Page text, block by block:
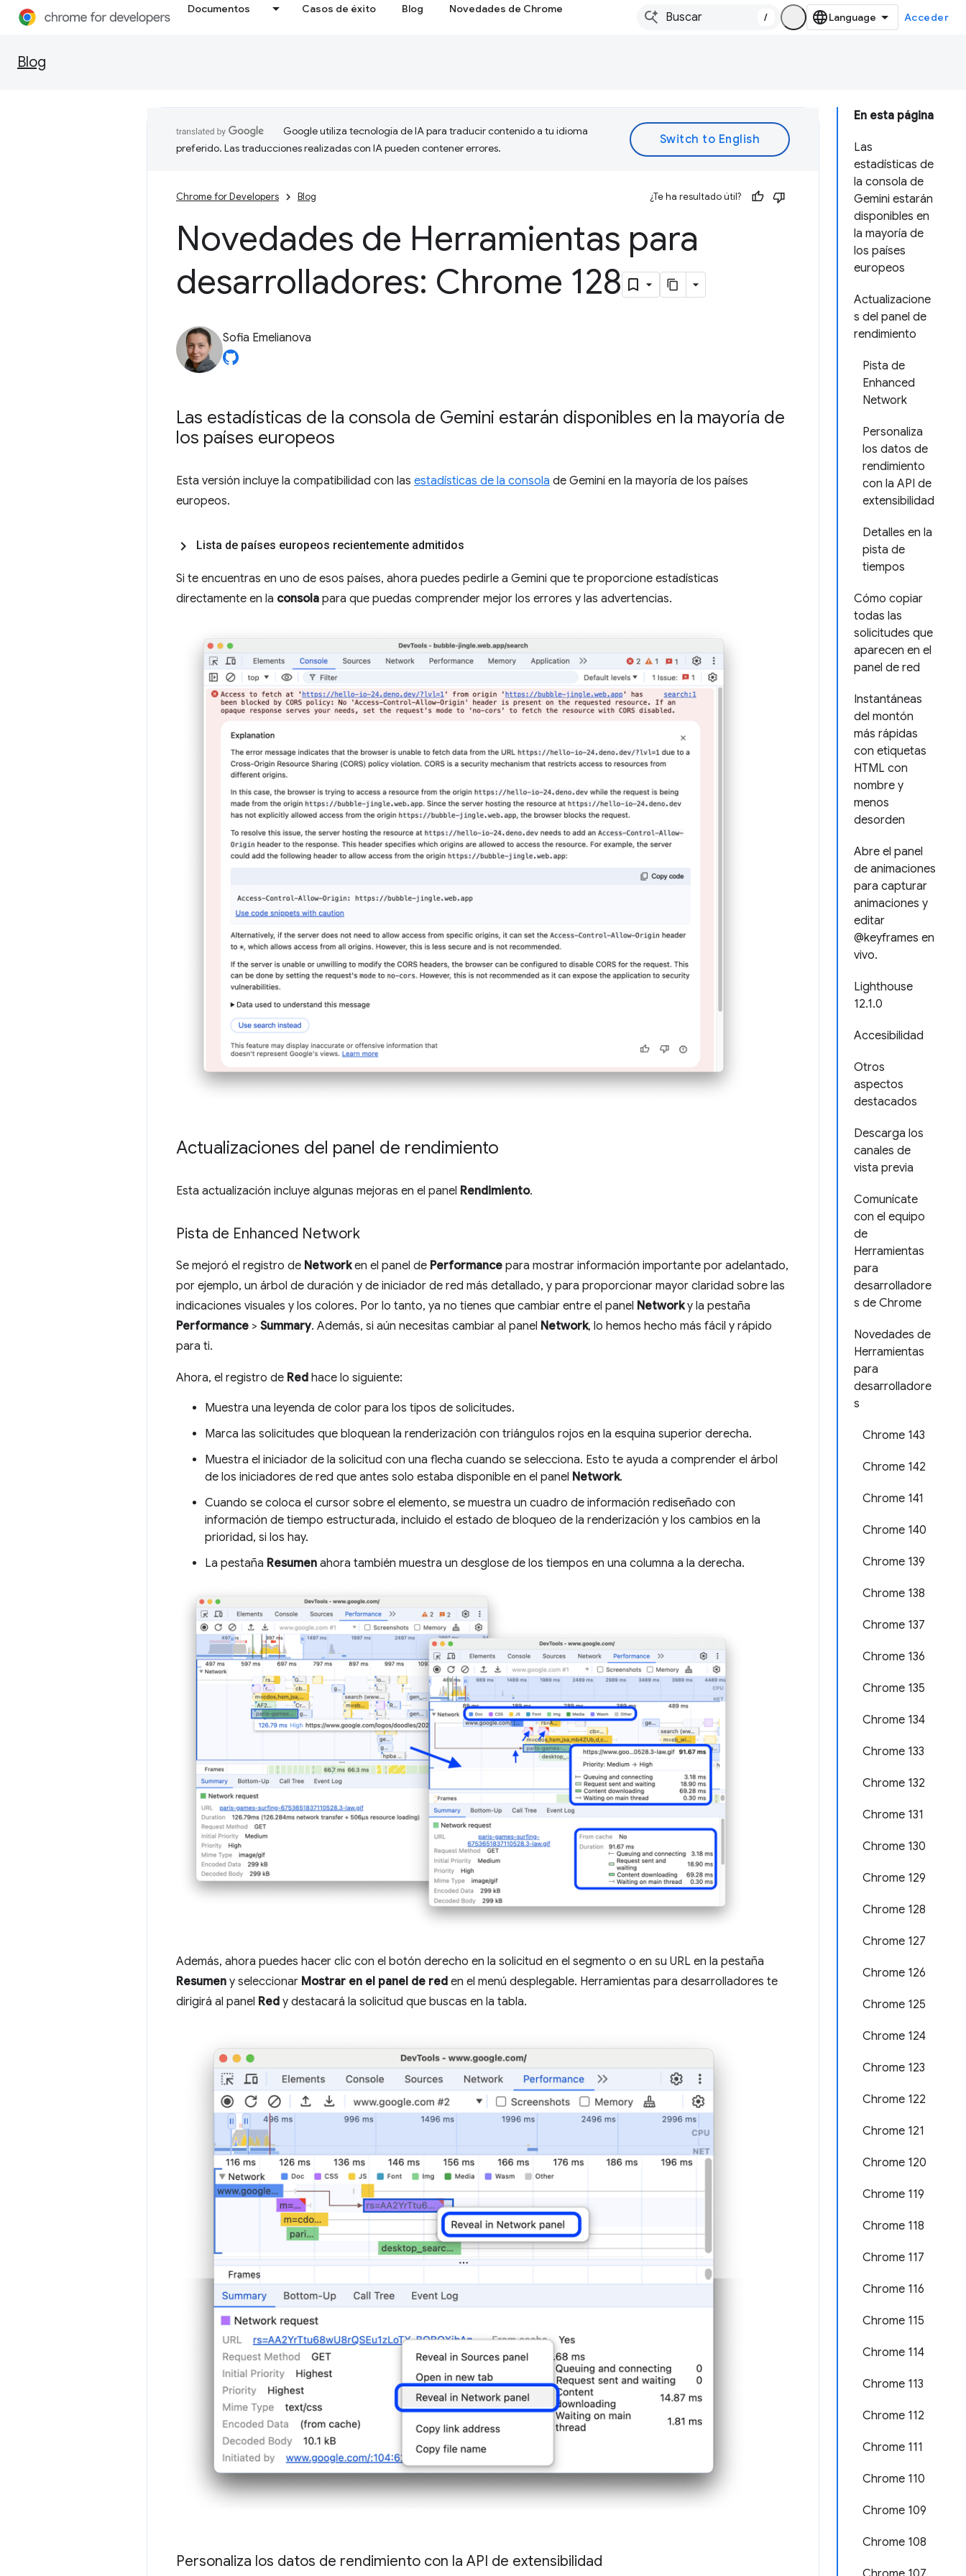
Documentos Casos de éxito Blog Novedades de Chrome
/ Acceder
Blog
En esta página
Las
estadísticas de
la consola de
Gemini estarán
disponibles en
la mayoría de
los países
europeos
Actualizacione
s del panel de
rendimiento
Pista de
Enhanced
Network
Personaliza
los datos de
rendimiento
con la API de
extensibilidad
Detalles en la
pista de
tiempos
Cómo copiar
todas las
solicitudes que
aparecen en el
panel de red
Instantáneas
del montón
más rápidas
con etiquetas
HTML con
nombre y
menos
desorden
Abre el panel
de animaciones
para capturar
animaciones y
editar
@keyframes en
vivo.
Lighthouse
12.1.0
Accesibilidad
Otros
aspectos
destacados
Descarga los
canales de
vista previa
Comunícate
con el equipo
de
Herramientas
para
desarrolladore
s de Chrome
Novedades de
Herramientas
para
desarrolladore
s
Chrome 143
Chrome 142
Chrome 141
Chrome 140
Chrome 139
Chrome 138
Chrome 137
Chrome 136
Chrome 135
Chrome 134
Chrome 133
Chrome 132
Chrome 131
Chrome 130
Chrome 129
Chrome 128
Chrome 127
Chrome 126
Chrome 125
Chrome 124
Chrome 123
Chrome 122
Chrome 121
Chrome 120
Chrome 119
Chrome 118
Chrome 117
Chrome 116
Chrome 115
Chrome 114
Chrome 113
Chrome 112
Chrome 111
Chrome 110
Chrome 109
Chrome 108
Google utiliza tecnología de IA para traducir contenido a tu idioma
preferido. Las traducciones realizadas con IA pueden contener errores.
Chrome for Developers Blog ¿Te ha resultado útil?
Novedades de Herramientas para
desarrolladores: Chrome 128
Sofia Emelianova
Las estadísticas de la consola de Gemini estarán disponibles en la mayoría de
los países europeos
Esta versión incluye la compatibilidad con las estadísticas de la consola de Gemini en la mayoría de los países
europeos.
Lista de países europeos recientemente admitidos
Si te encuentras en uno de esos países, ahora puedes pedirle a Gemini que te proporcione estadísticas
directamente en la consola para que puedas comprender mejor los errores y las advertencias.
Actualizaciones del panel de rendimiento
Esta actualización incluye algunas mejoras en el panel Rendimiento.
Pista de Enhanced Network
Se mejoró el registro de Networken el panel de Performance para mostrar información importante por adelantado,
por ejemplo, un árbol de duración y de iniciador de red más detallado, y para proporcionar mayor claridad sobre las
indicaciones visuales y los colores. Por lo tanto, ya no tienes que cambiar entre el panel Networky la pestaña
Performance > Summary. Además, si aún necesitas cambiar al panel Network, lo hemos hecho más fácil y rápido
para ti.
Ahora, el registro de Red hace lo siguiente:
Muestra una leyenda de color para los tipos de solicitudes.
Marca las solicitudes que bloquean la renderización con triángulos rojos en la esquina superior derecha.
Muestra el iniciador de la solicitud con una flecha cuando se selecciona. Esto te ayuda a comprender el árbol
de los iniciadores de red que antes solo estaba disponible en el panel Network.
Cuando se coloca el cursor sobre el elemento, se muestra un cuadro de información rediseñado con
información de tiempo estructurada, incluido el estado de bloqueo de la renderización y los cambios en la
prioridad, si los hay.
La pestaña Resumen ahora también muestra un desglose de los tiempos en una columna a la derecha.
Además, ahora puedes hacer clic con el botón derecho en la solicitud en el segmento o en su URL en la pestaña
Resumen y seleccionar Mostrar en el panel de red en el menú desplegable. Herramientas para desarrolladores te
dirigirá al panel Red y destacará la solicitud que buscas en la tabla.
Personaliza los datos de rendimiento con la API de extensibilidad